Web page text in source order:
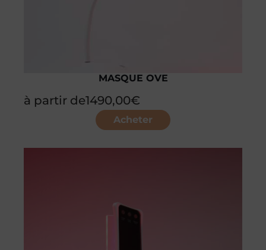
MASQUE OVE
à partir de1490,00€
Acheter